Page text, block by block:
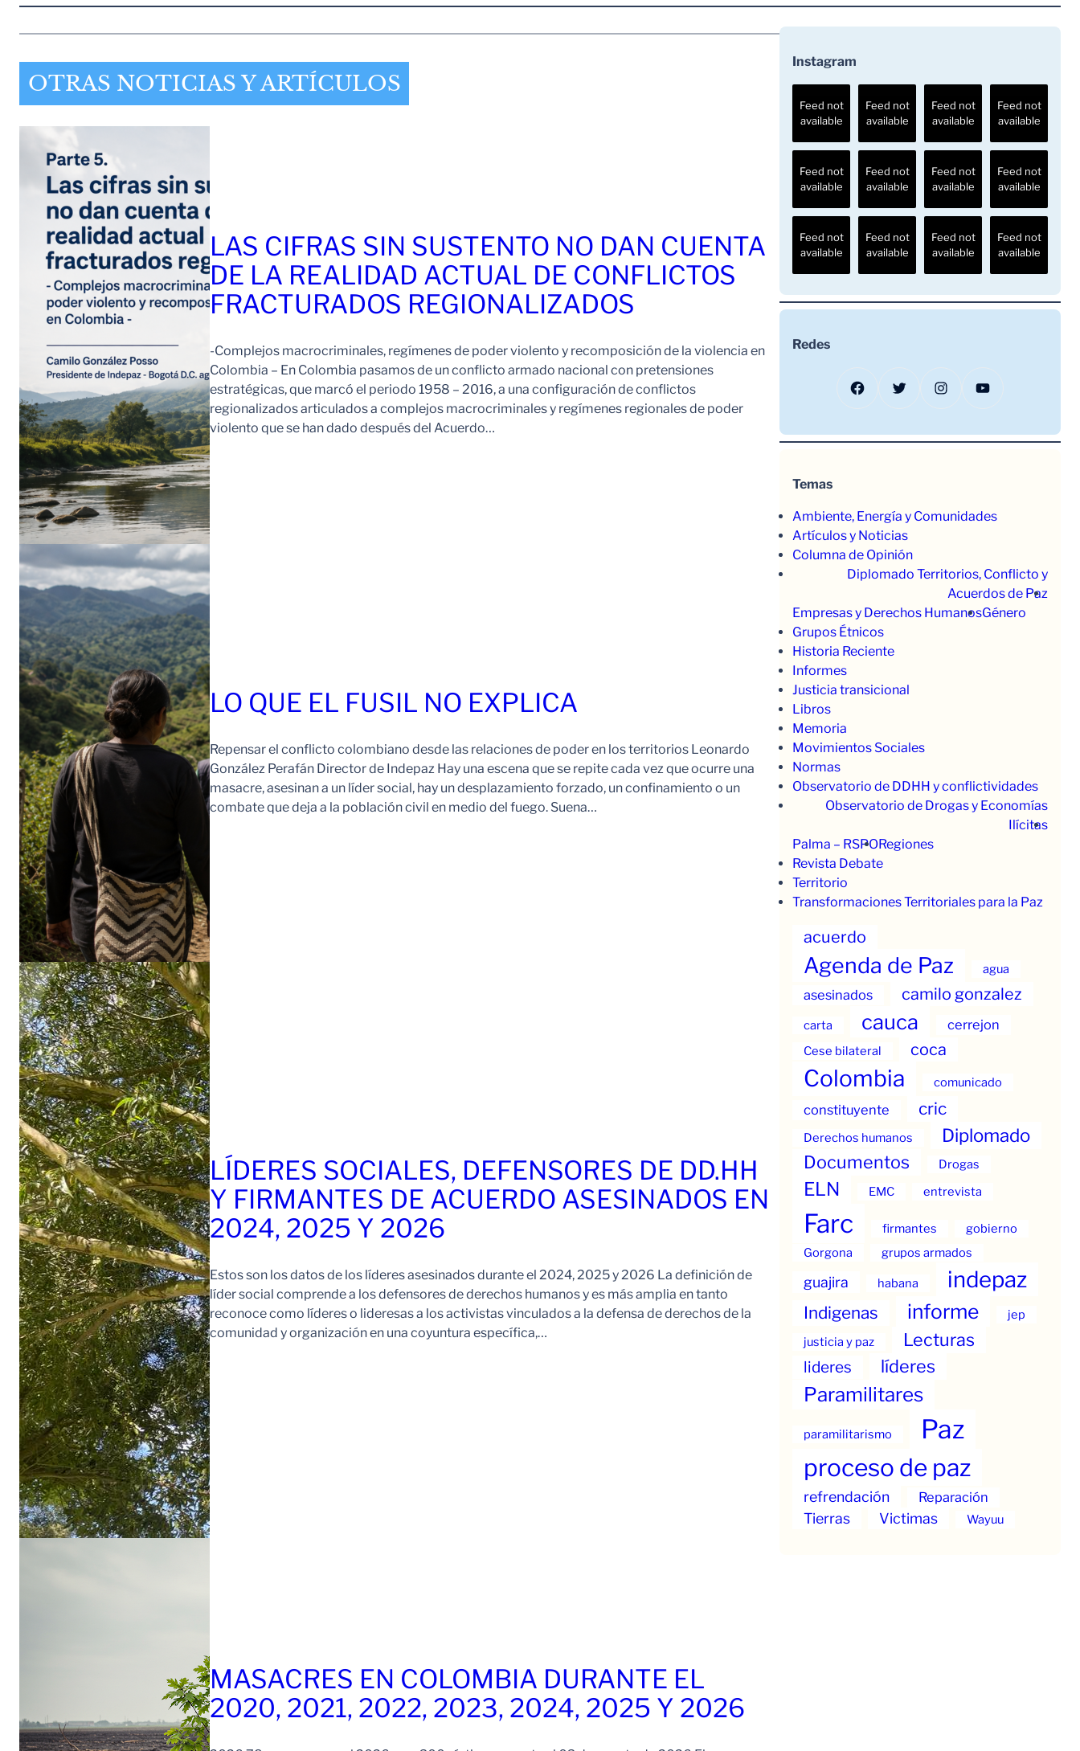
OTRAS NOTICIAS Y ARTÍCULOS
LAS CIFRAS SIN SUSTENTO NO DAN CUENTA
DE LA REALIDAD ACTUAL DE CONFLICTOS
FRACTURADOS REGIONALIZADOS
-Complejos macrocriminales, regímenes de poder violento y recomposición de la violencia en
Colombia – En Colombia pasamos de un conflicto armado nacional con pretensiones
estratégicas, que marcó el periodo 1958 – 2016, a una configuración de conflictos
regionalizados articulados a complejos macrocriminales y regímenes regionales de poder
violento que se han dado después del Acuerdo…
LO QUE EL FUSIL NO EXPLICA
Repensar el conflicto colombiano desde las relaciones de poder en los territorios Leonardo
González Perafán Director de Indepaz Hay una escena que se repite cada vez que ocurre una
masacre, asesinan a un líder social, hay un desplazamiento forzado, un confinamiento o un
combate que deja a la población civil en medio del fuego. Suena…
LÍDERES SOCIALES, DEFENSORES DE DD.HH
Y FIRMANTES DE ACUERDO ASESINADOS EN
2024, 2025 Y 2026
Estos son los datos de los líderes asesinados durante el 2024, 2025 y 2026 La definición de
líder social comprende a los defensores de derechos humanos y es más amplia en tanto
reconoce como líderes o lideresas a los activistas vinculados a la defensa de derechos de la
comunidad y organización en una coyuntura específica,…
MASACRES EN COLOMBIA DURANTE EL
2020, 2021, 2022, 2023, 2024, 2025 Y 2026
Instagram
Feed not
available
Feed not
available
Feed not
available
Feed not
available
Feed not
available
Feed not
available
Feed not
available
Feed not
available
Feed not
available
Feed not
available
Feed not
available
Feed not
available
Redes
Facebook Twitter Instagram YouTube
Temas
Ambiente, Energía y Comunidades
Artículos y Noticias
Columna de Opinión
Diplomado Territorios, Conflicto y
Acuerdos de Paz
Empresas y Derechos HumanosGénero
Grupos Étnicos
Historia Reciente
Informes
Justicia transicional
Libros
Memoria
Movimientos Sociales
Normas
Observatorio de DDHH y conflictividades
Observatorio de Drogas y Economías
Ilícitas
Palma – RSPORegiones
Revista Debate
Territorio
Transformaciones Territoriales para la Paz
acuerdo
Agenda de Paz agua
asesinados camilo gonzalez
carta cauca cerrejon
Cese bilateral coca
Colombia comunicado
constituyente cric
Derechos humanos Diplomado
Documentos Drogas
ELN EMC entrevista
Farc firmantes
gobierno
Gorgona
grupos armados
guajira habana indepaz
Indigenas informe
jep
justicia y paz
Lecturas
lideres líderes
Paramilitares
paramilitarismo Paz
proceso de paz
refrendación Reparación
Tierras Victimas Wayuu